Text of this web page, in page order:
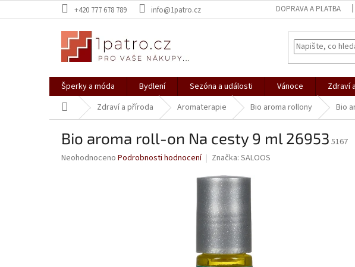
na
+420 777 678 789 info@1patro.cz DOPRAVA A PLATBA
Šperky a móda Bydlení Sezóna a události Vánoce Zdraví
Domů Zdraví a příroda Aromaterapie Bio aroma rollony Bio
Bio aroma roll-on Na cesty 9 ml 26953 5167
Průměrné
Neohodnoceno Podrobnosti hodnocení Značka: SALOOS